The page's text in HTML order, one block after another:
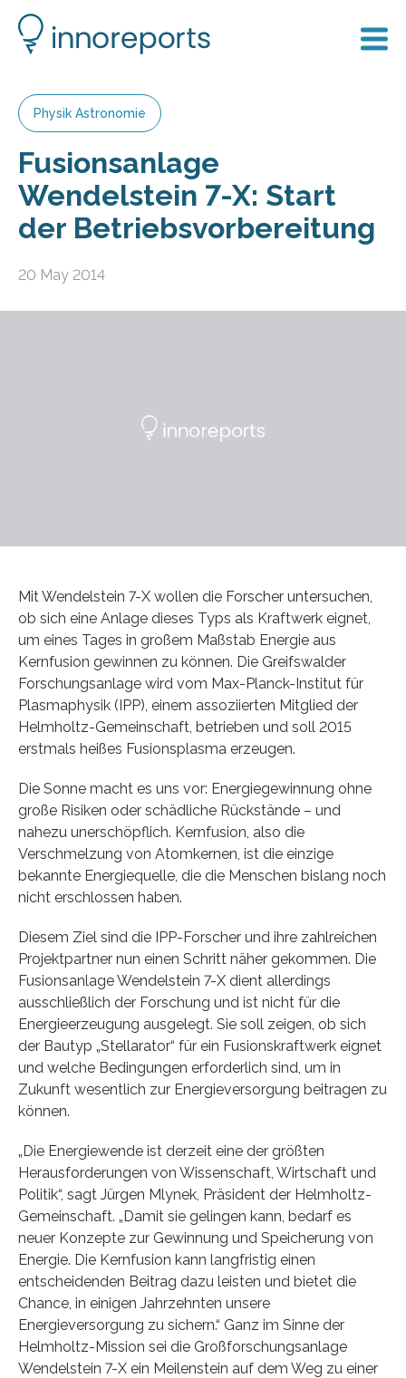
Physik Astronomie
Fusionsanlage
Wendelstein 7-X: Start
der Betriebsvorbereitung
20 May 2014
Mit Wendelstein 7-X wollen die Forscher untersuchen,
ob sich eine Anlage dieses Typs als Kraftwerk eignet,
um eines Tages in großem Maßstab Energie aus
Kernfusion gewinnen zu können. Die Greifswalder
Forschungsanlage wird vom Max-Planck-Institut für
Plasmaphysik (IPP), einem assoziierten Mitglied der
Helmholtz-Gemeinschaft, betrieben und soll 2015
erstmals heißes Fusionsplasma erzeugen.
Die Sonne macht es uns vor: Energiegewinnung ohne
große Risiken oder schädliche Rückstände – und
nahezu unerschöpflich. Kernfusion, also die
Verschmelzung von Atomkernen, ist die einzige
bekannte Energiequelle, die die Menschen bislang noch
nicht erschlossen haben.
Diesem Ziel sind die IPP-Forscher und ihre zahlreichen
Projektpartner nun einen Schritt näher gekommen. Die
Fusionsanlage Wendelstein 7-X dient allerdings
ausschließlich der Forschung und ist nicht für die
Energieerzeugung ausgelegt. Sie soll zeigen, ob sich
der Bautyp „Stellarator“ für ein Fusionskraftwerk eignet
und welche Bedingungen erforderlich sind, um in
Zukunft wesentlich zur Energieversorgung beitragen zu
können.
„Die Energiewende ist derzeit eine der größten
Herausforderungen von Wissenschaft, Wirtschaft und
Politik“, sagt Jürgen Mlynek, Präsident der Helmholtz-
Gemeinschaft. „Damit sie gelingen kann, bedarf es
neuer Konzepte zur Gewinnung und Speicherung von
Energie. Die Kernfusion kann langfristig einen
entscheidenden Beitrag dazu leisten und bietet die
Chance, in einigen Jahrzehnten unsere
Energieversorgung zu sichern.“ Ganz im Sinne der
Helmholtz-Mission sei die Großforschungsanlage
Wendelstein 7-X ein Meilenstein auf dem Weg zu einer